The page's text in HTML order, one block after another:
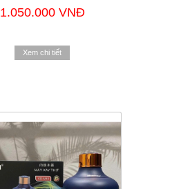
1.050.000 VNĐ
Xem chi tiết